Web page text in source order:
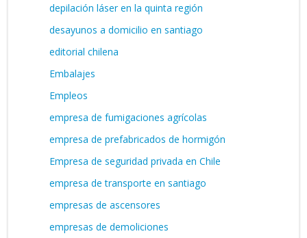
depilación láser en la quinta región
desayunos a domicilio en santiago
editorial chilena
Embalajes
Empleos
empresa de fumigaciones agrícolas
empresa de prefabricados de hormigón
Empresa de seguridad privada en Chile
empresa de transporte en santiago
empresas de ascensores
empresas de demoliciones